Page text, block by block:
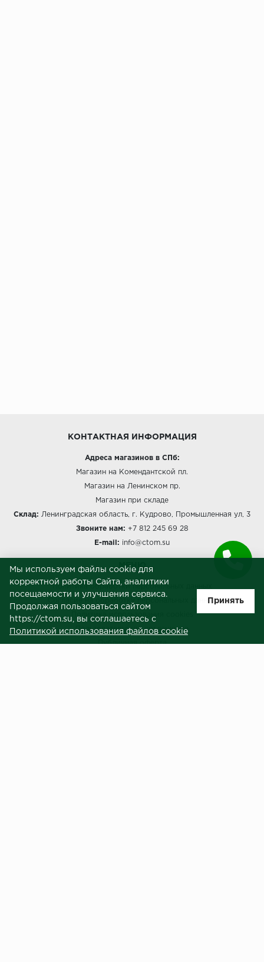
КОНТАКТНАЯ ИНФОРМАЦИЯ
Адреса магазинов в СПб:
Магазин на Комендантской пл.
Магазин на Ленинском пр.
Магазин при складе
Склад: Ленинградская область, г. Кудрово, Промышленная ул, 3
Звоните нам: +7 812 245 69 28
E-mail: info@ctom.su
МЕНЮ
Политика обработки персональных данных
Согласие на обработку персональных данных
Пользовательское соглашение
Публичная оферта
Мы используем файлы cookie для
корректной работы Сайта, аналитики
посещаемости и улучшения сервиса.
Продолжая пользоваться сайтом
https://ctom.su, вы соглашаетесь с
Политикой использования файлов cookie
Принять